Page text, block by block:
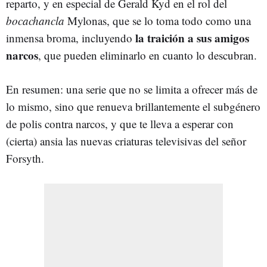
reparto, y en especial de Gerald Kyd en el rol del
bocachancla Mylonas, que se lo toma todo como una
inmensa broma, incluyendo la traición a sus amigos
narcos, que pueden eliminarlo en cuanto lo descubran.
En resumen: una serie que no se limita a ofrecer más de
lo mismo, sino que renueva brillantemente el subgénero
de polis contra narcos, y que te lleva a esperar con
(cierta) ansia las nuevas criaturas televisivas del señor
Forsyth.